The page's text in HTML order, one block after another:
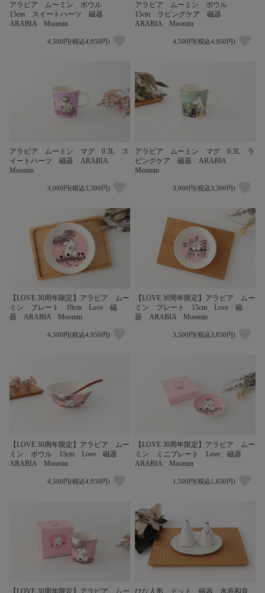
アラビア ムーミン ボウル
15cm スイートハーツ 磁器
ARABIA Moomin
4,500円(税込4,950円)
アラビア ムーミン ボウル
15cm ラビングケア 磁器
ARABIA Moomin
4,500円(税込4,950円)
アラビア ムーミン マグ 0.3L ス
イートハーツ 磁器 ARABIA
Moomin
3,000円(税込3,300円)
アラビア ムーミン マグ 0.3L ラ
ビングケア 磁器 ARABIA
Moomin
3,000円(税込3,300円)
【LOVE 30周年限定】アラビア ムー
ミン プレート 19cm Love 磁
器 ARABIA Moomin
4,500円(税込4,950円)
【LOVE 30周年限定】アラビア ムー
ミン プレート 15cm Love 磁
器 ARABIA Moomin
3,500円(税込3,850円)
【LOVE 30周年限定】アラビア ムー
ミン ボウル 15cm Love 磁器
ARABIA Moomin
4,500円(税込4,950円)
【LOVE 30周年限定】アラビア ムー
ミン ミニプレート Love 磁器
ARABIA Moomin
1,500円(税込1,650円)